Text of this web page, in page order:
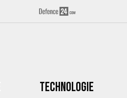
Technologie